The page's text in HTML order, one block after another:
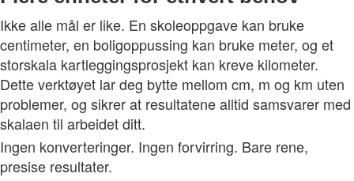
Ikke alle mål er like. En skoleoppgave kan bruke
centimeter, en boligoppussing kan bruke meter, og et
storskala kartleggingsprosjekt kan kreve kilometer.
Dette verktøyet lar deg bytte mellom cm, m og km uten
problemer, og sikrer at resultatene alltid samsvarer med
skalaen til arbeidet ditt.
Ingen konverteringer. Ingen forvirring. Bare rene,
presise resultater.